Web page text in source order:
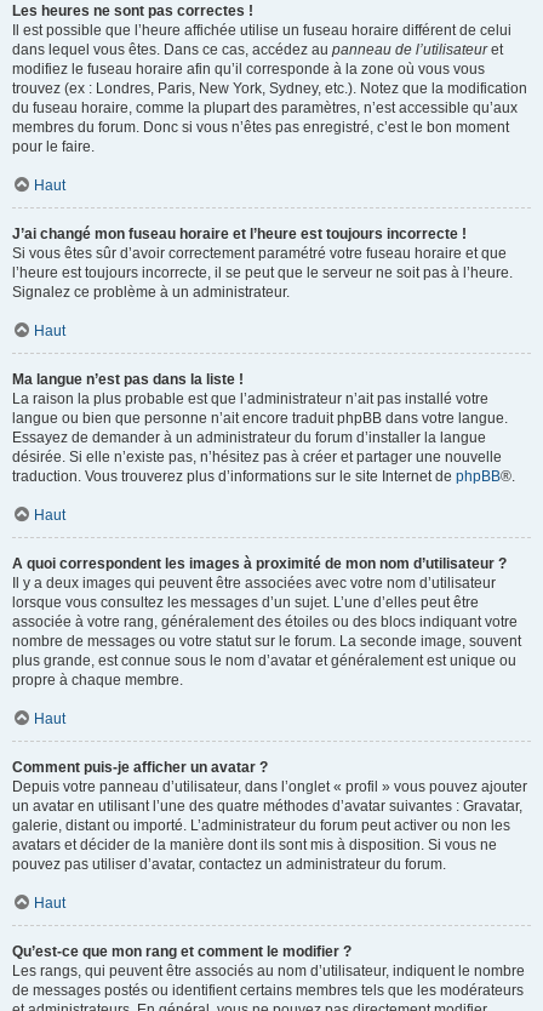
Les heures ne sont pas correctes !
Il est possible que l’heure affichée utilise un fuseau horaire différent de celui
dans lequel vous êtes. Dans ce cas, accédez au panneau de l’utilisateuret
modifiez le fuseau horaire afin qu’il corresponde à la zone où vous vous
trouvez (ex : Londres, Paris, New York, Sydney, etc.). Notez que la modification
du fuseau horaire, comme la plupart des paramètres, n’est accessible qu’aux
membres du forum. Donc si vous n’êtes pas enregistré, c’est le bon moment
pour le faire.
Haut
J’ai changé mon fuseau horaire et l’heure est toujours incorrecte !
Si vous êtes sûr d’avoir correctement paramétré votre fuseau horaire et que
l’heure est toujours incorrecte, il se peut que le serveur ne soit pas à l’heure.
Signalez ce problème à un administrateur.
Haut
Ma langue n’est pas dans la liste !
La raison la plus probable est que l’administrateur n’ait pas installé votre
langue ou bien que personne n’ait encore traduit phpBB dans votre langue.
Essayez de demander à un administrateur du forum d’installer la langue
désirée. Si elle n’existe pas, n’hésitez pas à créer et partager une nouvelle
traduction. Vous trouverez plus d’informations sur le site Internet de phpBB®.
Haut
A quoi correspondent les images à proximité de mon nom d’utilisateur ?
Il y a deux images qui peuvent être associées avec votre nom d’utilisateur
lorsque vous consultez les messages d’un sujet. L’une d’elles peut être
associée à votre rang, généralement des étoiles ou des blocs indiquant votre
nombre de messages ou votre statut sur le forum. La seconde image, souvent
plus grande, est connue sous le nom d’avatar et généralement est unique ou
propre à chaque membre.
Haut
Comment puis-je afficher un avatar ?
Depuis votre panneau d’utilisateur, dans l’onglet « profil » vous pouvez ajouter
un avatar en utilisant l’une des quatre méthodes d’avatar suivantes : Gravatar,
galerie, distant ou importé. L’administrateur du forum peut activer ou non les
avatars et décider de la manière dont ils sont mis à disposition. Si vous ne
pouvez pas utiliser d’avatar, contactez un administrateur du forum.
Haut
Qu’est-ce que mon rang et comment le modifier ?
Les rangs, qui peuvent être associés au nom d’utilisateur, indiquent le nombre
de messages postés ou identifient certains membres tels que les modérateurs